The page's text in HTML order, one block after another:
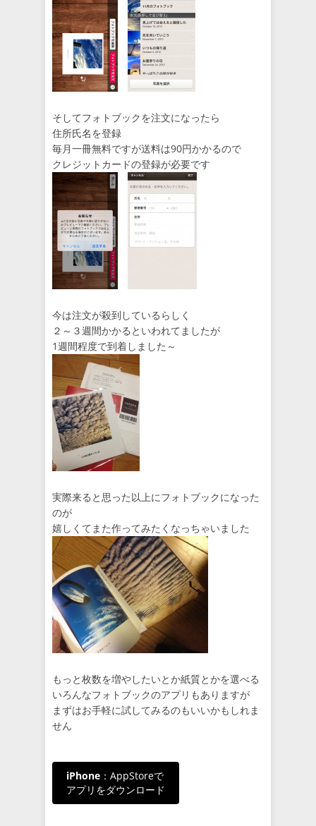
そしてフォトブックを注文になったら
住所氏名を登録
毎月一冊無料ですが送料は90円かかるので
クレジットカードの登録が必要です
今は注文が殺到しているらしく
２～３週間かかるといわれてましたが
1週間程度で到着しました～
実際来ると思った以上にフォトブックになった
のが
嬉しくてまた作ってみたくなっちゃいました
もっと枚数を増やしたいとか紙質とかを選べる
いろんなフォトブックのアプリもありますが
まずはお手軽に試してみるのもいいかもしれま
せん
iPhone ：AppStoreで
アプリをダウンロード